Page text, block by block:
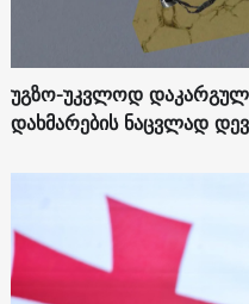
უგზო-უკვლოდ დაკარგული
დახმარების ნაცვლად